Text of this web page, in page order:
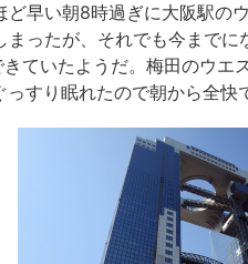
早い朝8時過ぎに大阪駅の
ったが、それでも今まで
ていたようだ。梅田のウエ
すり眠れたので朝から全快